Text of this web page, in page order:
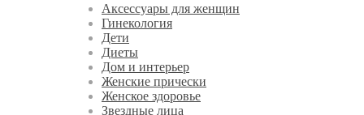
Аксессуары для женщин
Гинекология
Дети
Диеты
Дом и интерьер
Женские прически
Женское здоровье
Звездные лица